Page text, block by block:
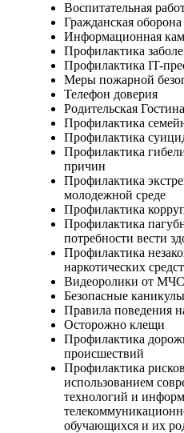
Воспитательная
Гражданская оборона
Информационная
Профилактика
Профилактика IT-
Меры пожарной
Телефон доверия
Родительская
Профилактика
Профилактика
Профилактика
причин
Профилактика
молодежной среде
Профилактика
Профилактика
потребности вести
Профилактика
наркотических
Видеоролики от
Безопасные каникулы
Правила поведения
Осторожно клещи
Профилактика
происшествий
Профилактика
использованием
технологий и
обучающихся и их